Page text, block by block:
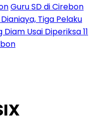
Guru SD di Cirebon
Tiga Pelaku
Usai Diperiksa 11